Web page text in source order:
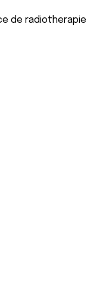
de radiotherapie